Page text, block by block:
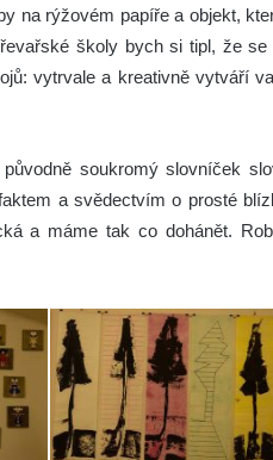
na rýžovém papíře a objekt,
školy bych si tipl, že
vytrvale a kreativně vytváří
soukromý slovníček
a svědectvím o prosté
a máme tak co dohánět.